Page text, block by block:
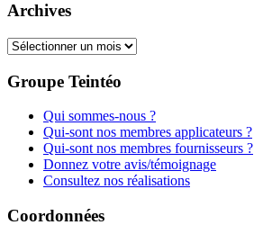
Archives
Archives
Groupe Teintéo
Qui sommes-nous ?
Qui-sont nos membres applicateurs ?
Qui-sont nos membres fournisseurs ?
Donnez votre avis/témoignage
Consultez nos réalisations
Coordonnées